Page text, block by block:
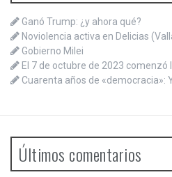
Ganó Trump: ¿y ahora qué?
Noviolencia activa en Delicias
Gobierno Milei
El 7 de octubre de 2023
Cuarenta años de «democracia»:
Últimos comentarios